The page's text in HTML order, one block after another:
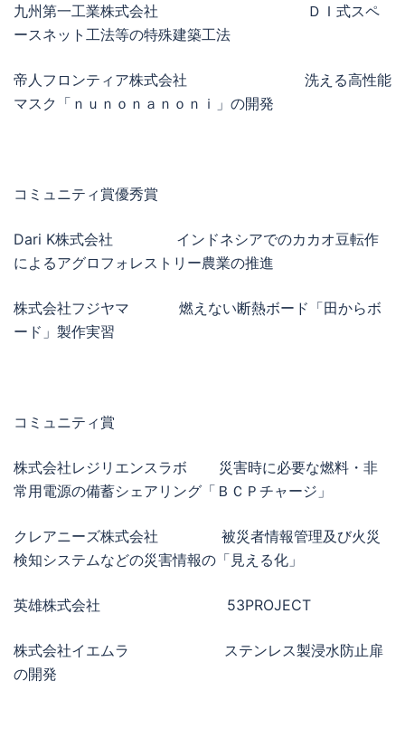
九州第一工業株式会社 ＤＩ式スペ
ースネット工法等の特殊建築工法
帝人フロンティア株式会社 洗える高性能
マスク「ｎｕｎｏｎａｎｏｎｉ」の開発
コミュニティ賞優秀賞
Dari K株式会社 インドネシアでのカカオ豆転作
によるアグロフォレストリー農業の推進
株式会社フジヤマ 燃えない断熱ボード「田からボ
ード」製作実習
コミュニティ賞
株式会社レジリエンスラボ 災害時に必要な燃料・非
常用電源の備蓄シェアリング「ＢＣＰチャージ」
クレアニーズ株式会社 被災者情報管理及び火災
検知システムなどの災害情報の「見える化」
英雄株式会社 53PROJECT
株式会社イエムラ ステンレス製浸水防止扉
の開発